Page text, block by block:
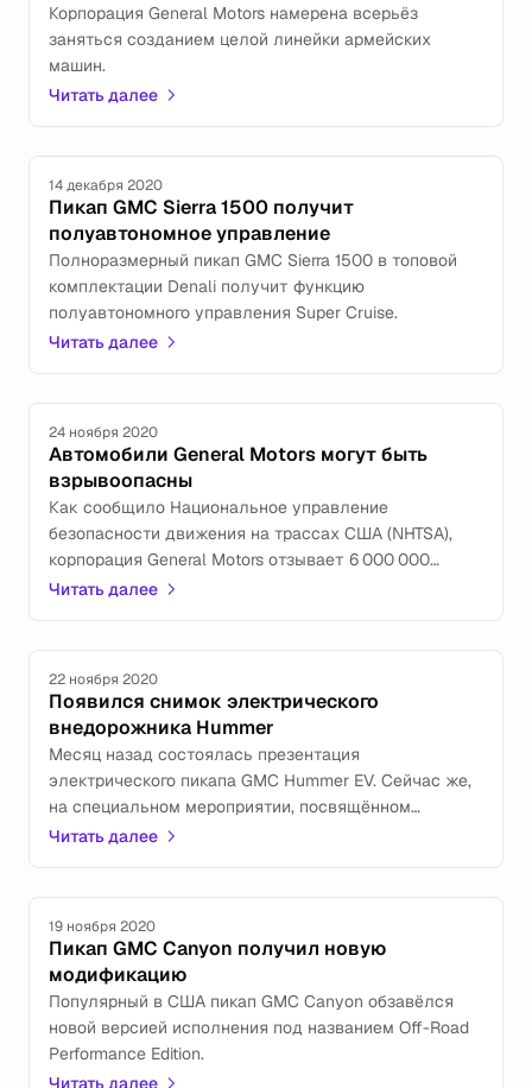
Корпорация General Motors намерена всерьёз
заняться созданием целой линейки армейских
машин.
Читать далее
14 декабря 2020
Пикап GMC Sierra 1500 получит
полуавтономное управление
Полноразмерный пикап GMC Sierra 1500 в топовой
комплектации Denali получит функцию
полуавтономного управления Super Cruise.
Читать далее
24 ноября 2020
Автомобили General Motors могут быть
взрывоопасны
Как сообщило Национальное управление
безопасности движения на трассах США (NHTSA),
корпорация General Motors отзывает 6 000 000
автомобилей, выпущенных в 2007—2014 гг.
Читать далее
22 ноября 2020
Появился снимок электрического
внедорожника Hummer
Месяц назад состоялась презентация
электрического пикапа GMC Hummer EV. Сейчас же,
на специальном мероприятии, посвящённом
развитию электромобилей, был показан концепт-кар
Читать далее
19 ноября 2020
Пикап GMC Canyon получил новую
модификацию
Популярный в США пикап GMC Canyon обзавёлся
новой версией исполнения под названием Off-Road
Performance Edition.
Читать далее